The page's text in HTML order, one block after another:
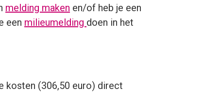
melding maken en/of heb je een
een milieumelding doen in het
kosten (306,50 euro) direct